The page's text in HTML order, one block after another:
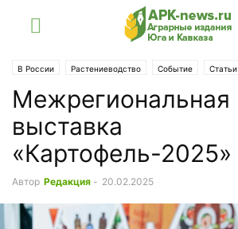
В России Растениеводство Событие Статьи
Межрегиональная
выставка
«Картофель-2025»
Автор Редакция - 20.02.2025